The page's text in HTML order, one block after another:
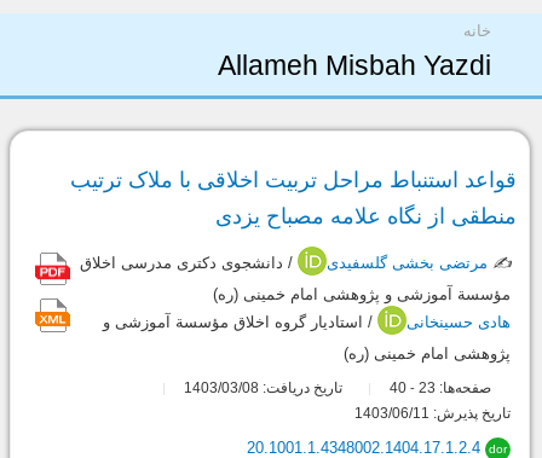
شما اینجا هستید
خانه
Allameh Misbah Yazdi
قواعد استنباط مراحل تربیت اخلاقی با ملاک ترتیب
منطقی از نگاه علامه مصباح یزدی
✍️ مرتضی بخشی گلسفیدی
/ دانشجوی دکتری مدرسی اخلاق
مؤسسة آموزشی و پژوهشی امام خمینی (ره)
هادی حسینخانی
/ استادیار گروه اخلاق مؤسسة آموزشی و
پژوهشی امام خمینی (ره)
صفحه‌ها: 23
-
تاریخ دریافت: 1403/03/08
تاریخ پذیرش: 1403/06/11
dor
20.1001.1.4348002.1404.17.1.2.4